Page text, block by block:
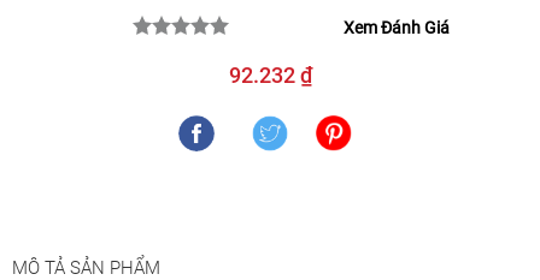
Xem Đánh Giá
92.232 ₫
MÔ TẢ SẢN PHẨM